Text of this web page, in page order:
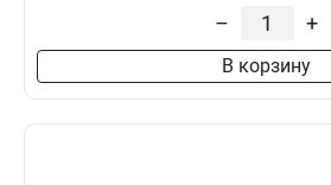
– +
В корзину